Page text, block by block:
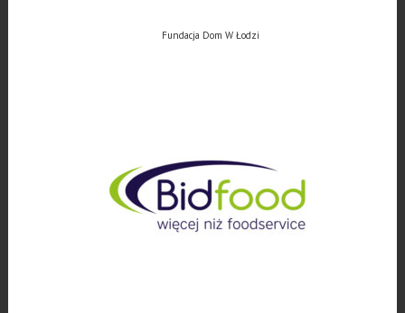
Fundacja Dom W Łodzi